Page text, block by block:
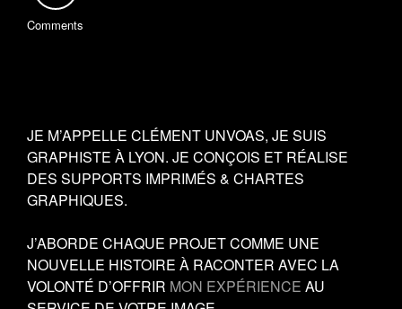
Comments
JE M’APPELLE CLÉMENT UNVOAS, JE SUIS
GRAPHISTE À LYON. JE CONÇOIS ET RÉALISE
DES SUPPORTS IMPRIMÉS & CHARTES
GRAPHIQUES.
J’ABORDE CHAQUE PROJET COMME UNE
NOUVELLE HISTOIRE À RACONTER AVEC LA
VOLONTÉ D’OFFRIR MON EXPÉRIENCE AU